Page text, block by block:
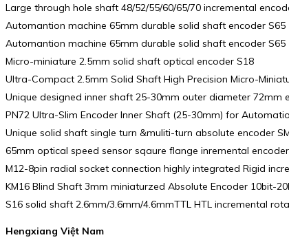
Large through hole shaft 48/52/55/60/65/70 incremental
Automantion machine 65mm durable solid shaft encoder S65
Automantion machine 65mm durable solid shaft encoder S65
Micro-miniature 2.5mm solid shaft optical encoder S18
Ultra-Compact 2.5mm Solid Shaft High Precision Micro-
Unique designed inner shaft 25-30mm outer diameter 72mm
PN72 Ultra-Slim Encoder Inner Shaft (25-30mm) for
Unique solid shaft single turn &muliti-turn absolute encoder
65mm optical speed sensor sqaure flange inremental encoder
M12-8pin radial socket connection highly integrated Rigid
KM16 Blind Shaft 3mm miniaturzed Absolute Encoder 10bit-
S16 solid shaft 2.6mm/3.6mm/4.6mmTTL HTL incremental
Hengxiang Việt Nam